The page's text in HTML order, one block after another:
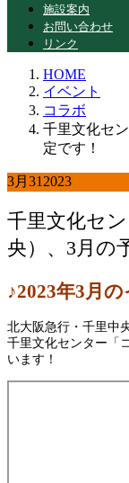
施設案内
お問い合わせ
リンク
HOME
イベント
コラボ
千里文化セ
定です！
3月 31 2023
千里文化セ
央）、3月の
♪2023年3 月 の
北大阪急行・千里中
千里文化センター「
います！